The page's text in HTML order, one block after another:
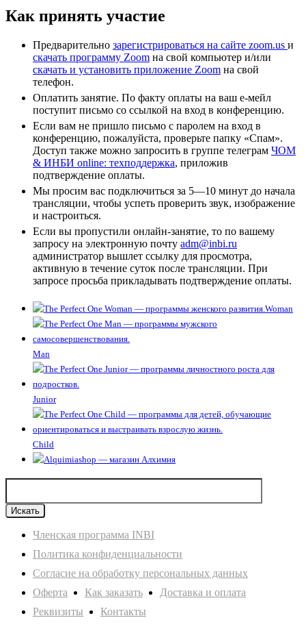
Как принять участие
Предварительно зарегистрироваться на сайте zoom.us и
скачать программу Zoom на свой компьютер и/или
скачать и установить приложение Zoom на свой
телефон.
Оплатить занятие. По факту оплаты на ваш е-мейл
поступит письмо со ссылкой на вход в конференцию.
Если вам не пришло письмо с паролем на вход в
конференцию, пожалуйста, проверьте папку «Спам».
Доступ также можно запросить в группе телеграм ЧОМ
& ИНБИ online: техподдержка, приложив
подтверждение оплаты.
Мы просим вас подключиться за 5—10 минут до начала
трансляции, чтобы успеть проверить звук, изображение
и настроиться.
Если вы пропустили онлайн-занятие, то по вашему
запросу на электронную почту adm@inbi.ru
администратор вышлет ссылку для просмотра,
активную в течение суток после трансляции. При
запросе просьба прикладывать подтверждение оплаты.
Woman
Man
Junior
Child
Членская программа INBI
Политика конфиденциальности
Согласие на обработку персональных данных
Оферта
Как заказать
Доставка и оплата
Реквизиты
Контакты